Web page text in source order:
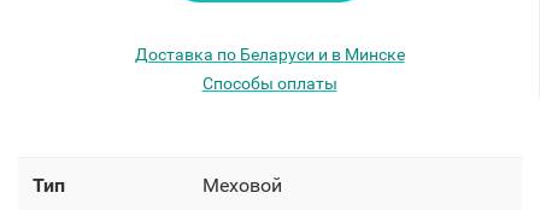
Доставка по Беларуси и в Минске
Способы оплаты
Тип Меховой